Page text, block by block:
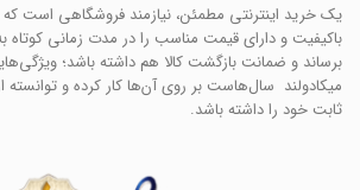
یک خرید اینترنتی مطمئن، نیازمند فروشگاهی است که
باکیفیت و دارای قیمت مناسب را در مدت زمانی
برساند و ضمانت بازگشت کالا هم داشته باشد؛
میکادولند سال‌هاست بر روی آن‌ها کار کرده و توانسته
ثابت خود را داشته باشد.